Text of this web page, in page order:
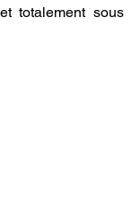
totalement sous